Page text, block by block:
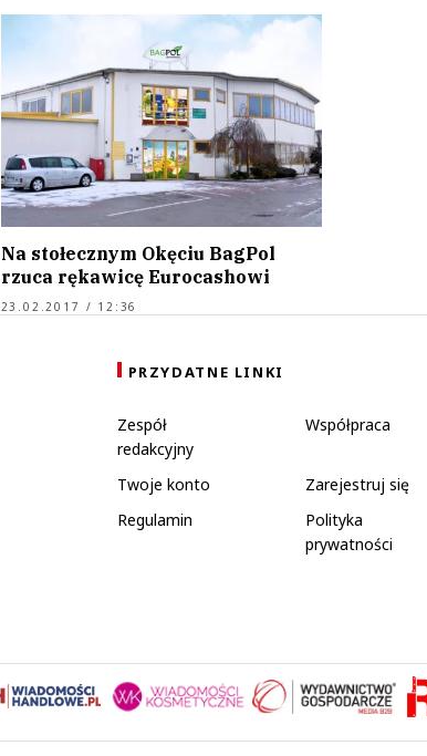
Na stołecznym Okęciu BagPol
rzuca rękawicę Eurocashowi
23.02.2017 / 12:36
PRZYDATNE LINKI
Zespół
redakcyjny
Współpraca
Twoje konto Zarejestruj się
Regulamin
Polityka
prywatności